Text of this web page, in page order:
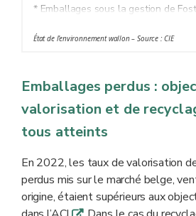
* Emballages sous la gestion de
État de l’environnement wallon – Source : CIE
Emballages perdus :
valorisation et de
tous atteints
En 2022, les taux de valorisation
perdus mis sur le marché belge,
origine, étaient supérieurs aux